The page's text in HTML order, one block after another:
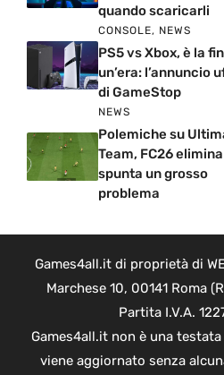
quando scaricarli
CONSOLE, NEWS
PS5 vs Xbox, è la
un’era: l’annuncio
di GameStop
NEWS
Polemiche su
Team, FC26
spunta un grosso
problema
Games4all.it di proprietà di
Marchese 10, 00141 Roma
Partita I.V.A.
Games4all.it non è una
viene aggiornato senza